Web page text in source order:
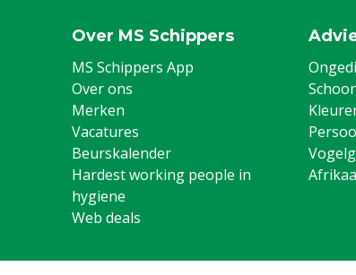
Over MS Schippers
MS Schippers App
Over ons
Merken
Vacatures
Beurskalender
Hardest working people in
hygiene
Web deals